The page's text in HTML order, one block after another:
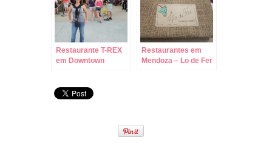
Restaurante T-REX
em Downtown
Restaurantes em
Mendoza – Lo de Fer